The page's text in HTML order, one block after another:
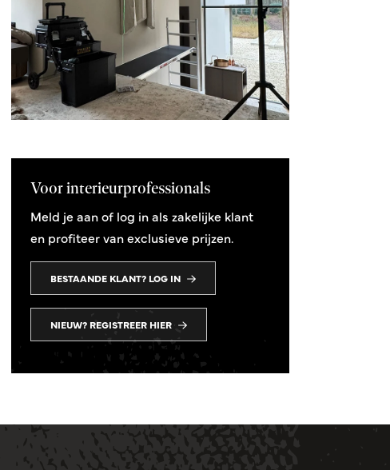
Voor interieurprofessionals
Meld je aan of log in als zakelijke klant
en profiteer van exclusieve prijzen.
BESTAANDE KLANT? LOG IN
NIEUW? REGISTREER HIER